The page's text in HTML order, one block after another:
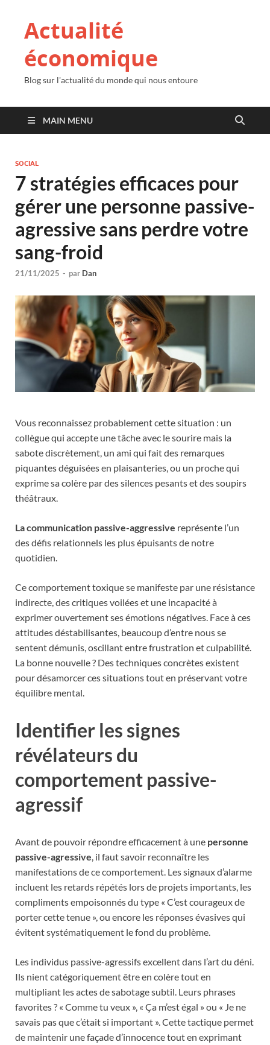
Actualité
économique
Blog sur l'actualité du monde qui nous entoure
MAIN MENU
SOCIAL
7 stratégies efficaces pour
gérer une personne passive-
agressive sans perdre votre
sang-froid
21/11/2025 - par Dan
Vous reconnaissez probablement cette situation : un
collègue qui accepte une tâche avec le sourire mais la
sabote discrètement, un ami qui fait des remarques
piquantes déguisées en plaisanteries, ou un proche qui
exprime sa colère par des silences pesants et des soupirs
théâtraux.
La communication passive-aggressive représente l’un
des défis relationnels les plus épuisants de notre
quotidien.
Ce comportement toxique se manifeste par une résistance
indirecte, des critiques voilées et une incapacité à
exprimer ouvertement ses émotions négatives. Face à ces
attitudes déstabilisantes, beaucoup d’entre nous se
sentent démunis, oscillant entre frustration et culpabilité.
La bonne nouvelle ? Des techniques concrètes existent
pour désamorcer ces situations tout en préservant votre
équilibre mental.
Identifier les signes
révélateurs du
comportement passive-
agressif
Avant de pouvoir répondre efficacement à une personne
passive-agressive, il faut savoir reconnaître les
manifestations de ce comportement. Les signaux d’alarme
incluent les retards répétés lors de projets importants, les
compliments empoisonnés du type « C’est courageux de
porter cette tenue », ou encore les réponses évasives qui
évitent systématiquement le fond du problème.
Les individus passive-agressifs excellent dans l’art du déni.
Ils nient catégoriquement être en colère tout en
multipliant les actes de sabotage subtil. Leurs phrases
favorites ? « Comme tu veux », « Ça m’est égal » ou « Je ne
savais pas que c’était si important ». Cette tactique permet
de maintenir une façade d’innocence tout en exprimant